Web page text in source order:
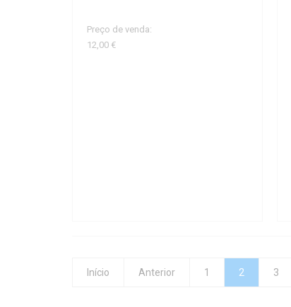
Preço de venda:
12,00 €
Início Anterior 1 2 3